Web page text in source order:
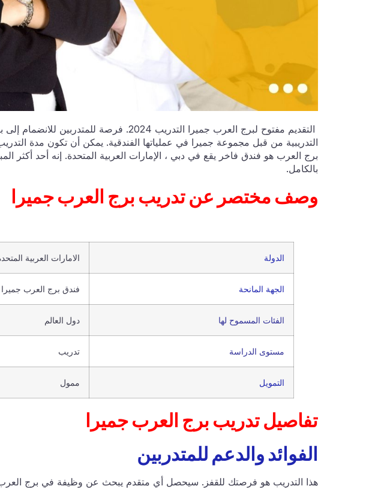
التقديم مفتوح لبرج العرب جميرا التدريب 2024.
التدريبية من قبل مجموعة جميرا في عملياتها الفندقية. يمكن أن تكون مدة
برج العرب هو فندق فاخر يقع في دبي ، الإمارات العربية المتحدة. إنه أحد أكثر
بالكامل.
وصف مختصر عن تدريب
الدولة الامارات العربية
الجهة المانحة فندق برج العرب جميرا
الفئات المسموح لها دول العالم
مستوى الدراسة تدريب
التمويل ممول
تفاصيل تدريب برج العرب جميرا
الفوائد والدعم للمتدربين
هذا التدريب هو فرصتك للقفز. سيحصل أي متقدم يبحث عن وظيفة في برج العرب